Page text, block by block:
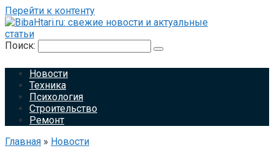
Перейти к контенту
Поиск:
Новости
Техника
Психология
Строительство
Ремонт
Главная » Новости